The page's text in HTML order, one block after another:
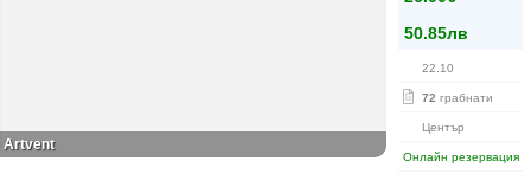
50.85лв
22.10
72 грабнати
Център
Онлайн резервация
Artvent